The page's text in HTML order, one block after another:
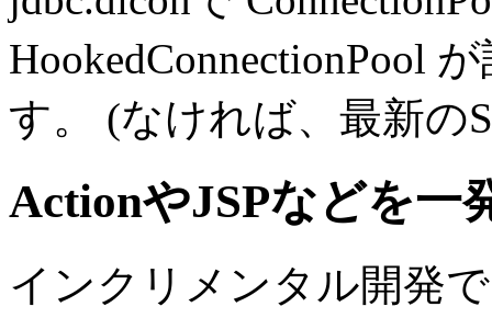
HookedConnectionPool
す。 (なければ、最新の
ActionやJSPなどを一
インクリメンタル開発